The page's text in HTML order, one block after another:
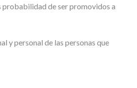
probabilidad de ser promovidos a
y personal de las personas que